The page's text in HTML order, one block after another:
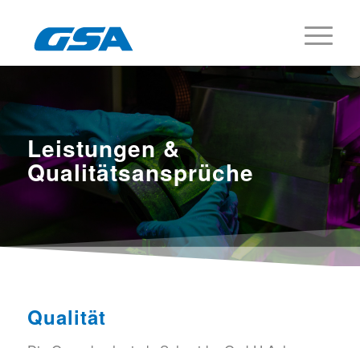
Leistungen &
Qualitätsansprüche
Qualität